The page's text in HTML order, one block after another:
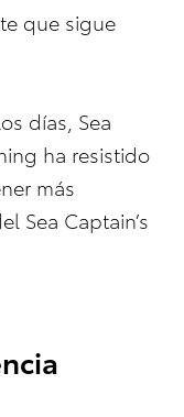
que sigue
días, Sea
ha resistido
más
Sea Captain’s